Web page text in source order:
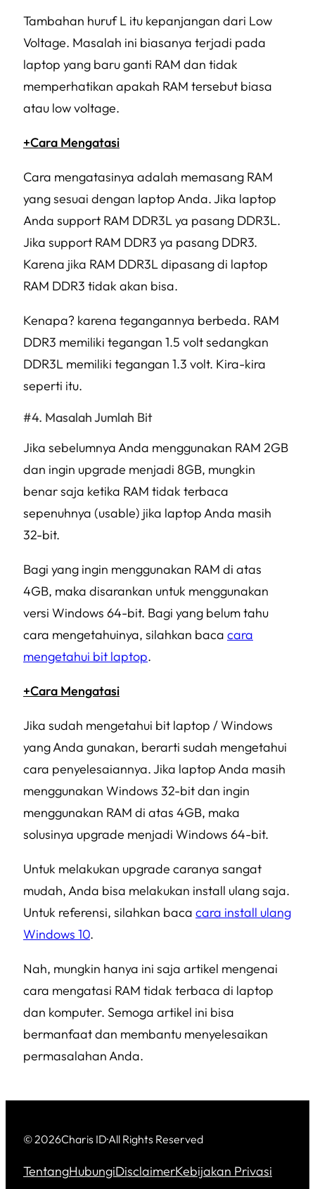
Tambahan huruf L itu kepanjangan dari Low
Voltage. Masalah ini biasanya terjadi pada
laptop yang baru ganti RAM dan tidak
memperhatikan apakah RAM tersebut biasa
atau low voltage.
+Cara Mengatasi
Cara mengatasinya adalah memasang RAM
yang sesuai dengan laptop Anda. Jika laptop
Anda support RAM DDR3L ya pasang DDR3L.
Jika support RAM DDR3 ya pasang DDR3.
Karena jika RAM DDR3L dipasang di laptop
RAM DDR3 tidak akan bisa.
Kenapa? karena tegangannya berbeda. RAM
DDR3 memiliki tegangan 1.5 volt sedangkan
DDR3L memiliki tegangan 1.3 volt. Kira-kira
seperti itu.
Masalah Jumlah Bit
Jika sebelumnya Anda menggunakan RAM 2GB
dan ingin upgrade menjadi 8GB, mungkin
benar saja ketika RAM tidak terbaca
sepenuhnya (usable) jika laptop Anda masih
32-bit.
Bagi yang ingin menggunakan RAM di atas
4GB, maka disarankan untuk menggunakan
versi Windows 64-bit. Bagi yang belum tahu
cara mengetahuinya, silahkan baca cara
mengetahui bit laptop.
+Cara Mengatasi
Jika sudah mengetahui bit laptop / Windows
yang Anda gunakan, berarti sudah mengetahui
cara penyelesaiannya. Jika laptop Anda masih
menggunakan Windows 32-bit dan ingin
menggunakan RAM di atas 4GB, maka
solusinya upgrade menjadi Windows 64-bit.
Untuk melakukan upgrade caranya sangat
mudah, Anda bisa melakukan install ulang saja.
Untuk referensi, silahkan baca cara install ulang
Windows 10.
Nah, mungkin hanya ini saja artikel mengenai
cara mengatasi RAM tidak terbaca di laptop
dan komputer. Semoga artikel ini bisa
bermanfaat dan membantu menyelesaikan
permasalahan Anda.
© 2026Charis ID·All Rights Reserved
TentangHubungiDisclaimerKebijakan Privasi